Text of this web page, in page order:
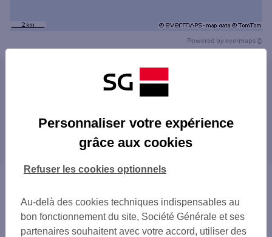
Powered by evermaps ©
Les agences SG PRO dans les villes à
Les agences SG PRO dans les départements
27 EURE
80 SOMME
Seine-Maritime
Personnaliser votre expérience
grâce aux cookies
Au-delà des cookies techniques indispensables au
bon fonctionnement du site, Société Générale et ses
partenaires souhaitent avec votre accord, utiliser des
Refuser les cookies optionnels